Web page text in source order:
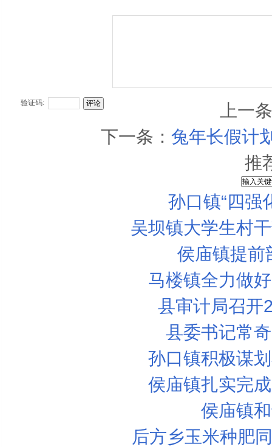
验证码:
上一
下一条： 兔年长假计
推
孙口镇“四强
吴坝镇大学生村
侯庙镇提前
马楼镇全力做
县审计局召开
县委书记常
孙口镇积极谋
侯庙镇扎实完
侯庙镇
后方乡玉米种肥